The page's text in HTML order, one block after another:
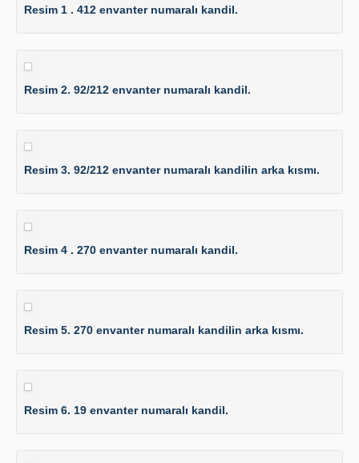
Resim 1 . 412 envanter numaralı kandil.
Resim 2. 92/212 envanter numaralı kandil.
Resim 3. 92/212 envanter numaralı kandilin arka kısmı.
Resim 4 . 270 envanter numaralı kandil.
Resim 5. 270 envanter numaralı kandilin arka kısmı.
Resim 6. 19 envanter numaralı kandil.